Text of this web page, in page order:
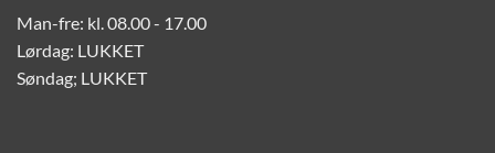
Man-fre: kl. 08.00 - 17.00
Lørdag: LUKKET
Søndag; LUKKET